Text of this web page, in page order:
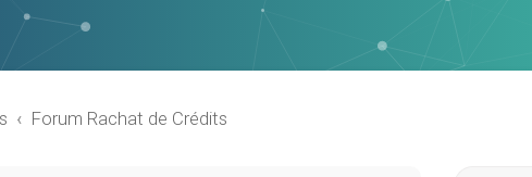
Forum Rachat de Crédits